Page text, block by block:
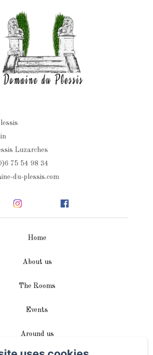
Luzarches
75 54 98 34
du-plessis.com
Home
About us
The Rooms
Events
Around us